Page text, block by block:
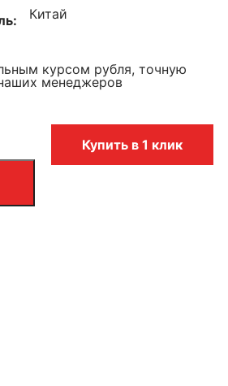
Китай
курсом рубля, точную
менеджеров
Купить в 1 клик